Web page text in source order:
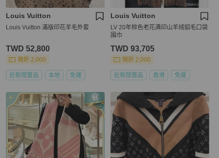
Louis Vuitton
Louis Vuitton 滿版印花羊毛外套
TWD 52,800
現折 2,000
近新閒置品 本地 免運
Louis Vuitton
LV 20年棕色老花满印山羊绒貂毛口袋
围巾
TWD 93,705
現折 2,000
近新閒置品 香港 免運